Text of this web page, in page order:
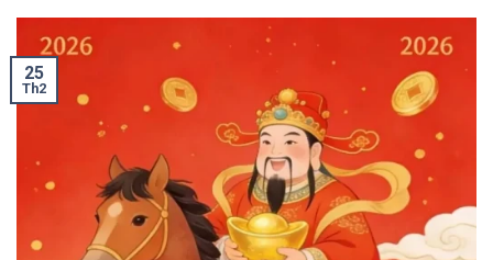
25
Th2